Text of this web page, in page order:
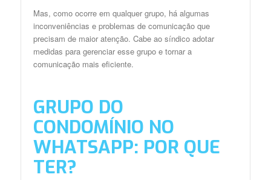
Mas, como ocorre em qualquer grupo, há algumas
inconveniências e problemas de comunicação que
precisam de maior atenção. Cabe ao síndico adotar
medidas para gerenciar esse grupo e tornar a
comunicação mais eficiente.
GRUPO DO
CONDOMÍNIO NO
WHATSAPP: POR QUE
TER?